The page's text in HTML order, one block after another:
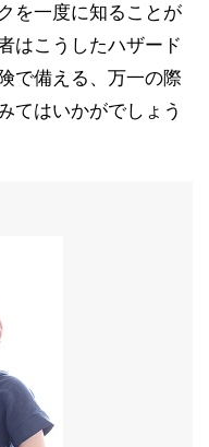
を一度に知ることが
はこうしたハザード
で備える、万一の際
てはいかがでしょう